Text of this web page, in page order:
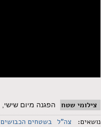
צילומי שטח הפגנה מיום שישי, 25/4/2014, נגד הכיבוש בנבי סלאח. במהלך ההפגנה נפגע אחד הצלמים.
נושאים:
צה"ל בשטחים הכבושים